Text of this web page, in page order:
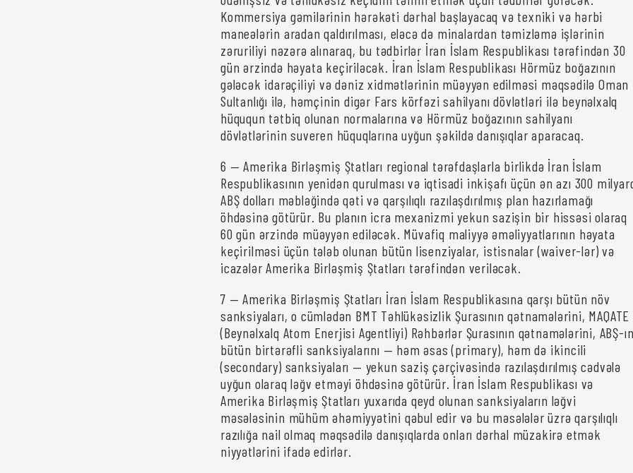
Kommersiya gəmilərinin hərəkəti dərhal başlayacaq və texniki və hərbi
maneələrin aradan qaldırılması, eləcə də minalardan təmizləmə işlərinin
zəruriliyi nəzərə alınaraq, bu tədbirlər İran İslam Respublikası tərəfindən 30
gün ərzində həyata keçiriləcək. İran İslam Respublikası Hörmüz boğazının
gələcək idarəçiliyi və dəniz xidmətlərinin müəyyən edilməsi məqsədilə Oman
Sultanlığı ilə, həmçinin digər Fars körfəzi sahilyanı dövlətləri ilə beynəlxalq
hüququn tətbiq olunan normalarına və Hörmüz boğazının sahilyanı
dövlətlərinin suveren hüquqlarına uyğun şəkildə danışıqlar aparacaq.
6 — Amerika Birləşmiş Ştatları regional tərəfdaşlarla birlikdə İran İslam
Respublikasının yenidən qurulması və iqtisadi inkişafı üçün ən azı 300
ABŞ dolları məbləğində qəti və qarşılıqlı razılaşdırılmış plan hazırlamağı
öhdəsinə götürür. Bu planın icra mexanizmi yekun sazişin bir hissəsi olaraq
60 gün ərzində müəyyən ediləcək. Müvafiq maliyyə əməliyyatlarının həyata
keçirilməsi üçün tələb olunan bütün lisenziyalar, istisnalar (waiver-lər) və
icazələr Amerika Birləşmiş Ştatları tərəfindən veriləcək.
7 — Amerika Birləşmiş Ştatları İran İslam Respublikasına qarşı bütün növ
sanksiyaları, o cümlədən BMT Təhlükəsizlik Şurasının qətnamələrini, MAQATE
(Beynəlxalq Atom Enerjisi Agentliyi) Rəhbərlər Şurasının qətnamələrini, ABŞ-
bütün birtərəfli sanksiyalarını — həm əsas (primary), həm də ikincili
(secondary) sanksiyaları — yekun saziş çərçivəsində razılaşdırılmış cədvələ
uyğun olaraq ləğv etməyi öhdəsinə götürür. İran İslam Respublikası və
Amerika Birləşmiş Ştatları yuxarıda qeyd olunan sanksiyaların ləğvi
məsələsinin mühüm əhəmiyyətini qəbul edir və bu məsələlər üzrə qarşılıqlı
razılığa nail olmaq məqsədilə danışıqlarda onları dərhal müzakirə etmək
niyyətlərini ifadə edirlər.